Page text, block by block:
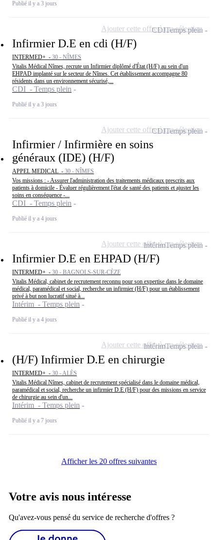
Publié il y a 3 jours
Infirmier D.E en cdi (H/F)
INTERMED+ - 30 - NÎMES
Vitalis Médical Nîmes, recrute un Infirmier diplômé d'État (H/F) au sein d'un
EHPAD implanté sur le secteur de Nîmes. Cet établissement accompagne 80
résidents dans un environnement sécurisé,...
CDI - Temps plein
Publié il y a 3 jours
CDITemps plein
Ajouter cette offre à ma sélection
Infirmier / Infirmière en soins
généraux (IDE) (H/F)
APPEL MEDICAL - 30 - NÎMES
Vos missions : - Assurer l'administration des traitements médicaux prescrits aux
patients à domicile - Évaluer régulièrement l'état de santé des patients et ajuster les
soins en conséquence -...
CDI - Temps plein
Publié il y a 4 jours
CDITemps plein
Ajouter cette offre à ma sélection
Infirmier D.E en EHPAD (H/F)
INTERMED+ - 30 - BAGNOLS-SUR-CÈZE
Vitalis Médical, cabinet de recrutement reconnu pour son expertise dans le domaine
médical, paramédical et social, recherche un infirmier (H/F) pour un établissement
privé à but non lucratif situé à...
Intérim - Temps plein
Publié il y a 4 jours
IntérimTemps plein
Ajouter cette offre à ma sélection
(H/F) Infirmier D.E en chirurgie
INTERMED+ - 30 - ALÈS
Vitalis Médical Nîmes, cabinet de recrutement spécialisé dans le domaine médical,
paramédical et social, recherche un infirmier D.E (H/F) pour des missions en service
de chirurgie au sein d'un...
Intérim - Temps plein
Publié il y a 7 jours
IntérimTemps plein
Ajouter cette offre à ma sélection
Afficher les 20 offres suivantes
Votre avis nous intéresse
Qu'avez-vous pensé du service de recherche d'offres ?